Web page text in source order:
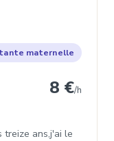
maternelle
8 €/h
treize ans,j'ai le